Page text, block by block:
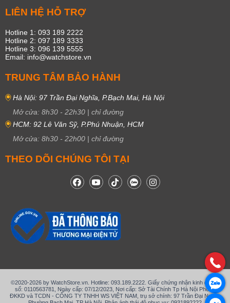
LIÊN HỆ HỖ TRỢ
Hotline 1: 093 189 2222
Hotline 2: 097 189 3333
Hotline 3: 096 139 5555
Email: info@watchstore.vn
TRUNG TÂM BẢO HÀNH
Hà Nội: 97 Trần Đại Nghĩa, P.Bạch Mai, Hà Nội
Mở cửa: 8h30 - 22h30 | chỉ đường
HCM: 92 Lê Văn Sỹ, P.Phú Nhuận, HCM
Mở cửa: 8h30 - 22h00 | chỉ đường
THEO DÕI CHÚNG TÔI TẠI
©2020-2026 by WatchStore.vn. Hotline: 093.189.2222. Giấy chứng nhận kinh doanh
số: 0110563781, Ngày cấp: 07/12/2023, Nơi cấp: Sở Tài Chính Tp Hà Nội Phòng
ĐKKD và TCDN - CÔNG TY TNHH WS VIỆT NAM, trụ sở chính: 97 Trần Đại Nghĩa,